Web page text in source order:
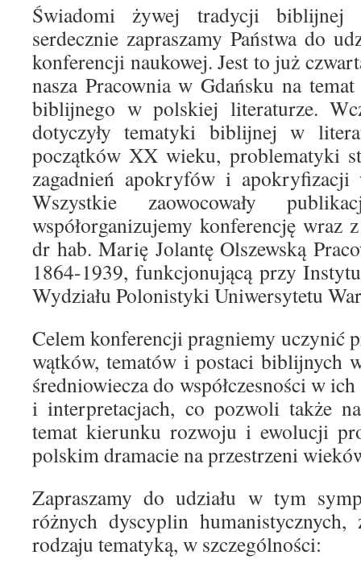
Świadomi żywej tradycji
serdecznie zapraszamy Państwa do
konferencji naukowej. Jest to już
nasza Pracownia w Gdańsku na
biblijnego w polskiej literaturze.
dotyczyły tematyki biblijnej w
początków XX wieku, problematyki
zagadnień apokryfów i
Wszystkie zaowocowały
współorganizujemy konferencję wraz
dr hab. Marię Jolantę Olszewską
1864-1939, funkcjonującą przy
Wydziału Polonistyki Uniwersytetu
Celem konferencji pragniemy uczynić
wątków, tematów i postaci biblijnych
średniowiecza do współczesności w
i interpretacjach, co pozwoli także
temat kierunku rozwoju i ewolucji
polskim dramacie na przestrzeni
Zapraszamy do udziału w tym
różnych dyscyplin humanistycznych,
rodzaju tematyką, w szczególności: